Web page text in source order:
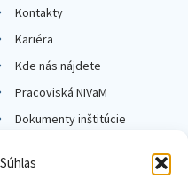
Kontakty
Kariéra
Kde nás nájdete
Pracoviská NIVaM
Dokumenty inštitúcie